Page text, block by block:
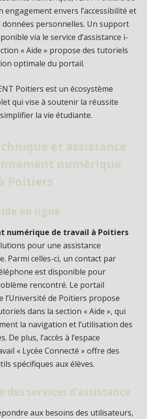
engagement envers l’accessibilité et
personnelles. Un support
via le service d’assistance i-
« Aide » propose des tutoriels
optimale du portail.
Poitiers est un écosystème
qui vise à soutenir la réussite
la vie étudiante.
et assistance
numérique
Poitiers
en ligne
numérique de travail à Poitiers
pour une assistance
Parmi celles-ci, un contact par
est disponible pour
rencontré. Le portail
l’Université de Poitiers propose
dans la section « Aide », qui
la navigation et l’utilisation des
De plus, l’accès à l’espace
« Lycée Connecté » offre des
spécifiques aux élèves.
services d’assistance
aux besoins des utilisateurs,